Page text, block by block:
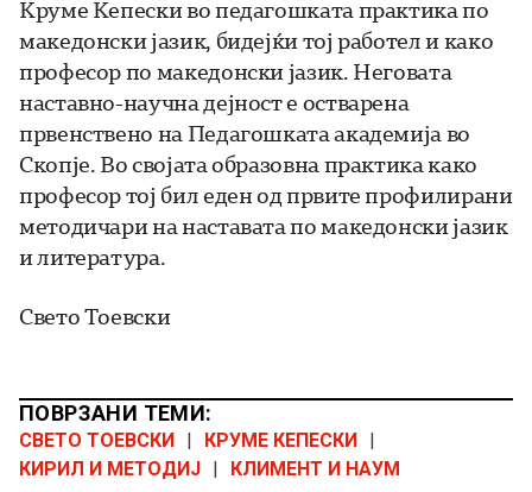
Круме Кепески во педагошката практика по
македонски јазик, бидејќи тој работел и како
професор по македонски јазик. Неговата
наставно-научна дејност е остварена
првенствено на Педагошката академија во
Скопје. Во својата образовна практика како
професор тој бил еден од првите профилирани
методичари на наставата по македонски јазик
и литература.
Свето Тоевски
ПОВРЗАНИ ТЕМИ:
СВЕТО ТОЕВСКИ | КРУМЕ КЕПЕСКИ |
КИРИЛ И МЕТОДИЈ | КЛИМЕНТ И НАУМ